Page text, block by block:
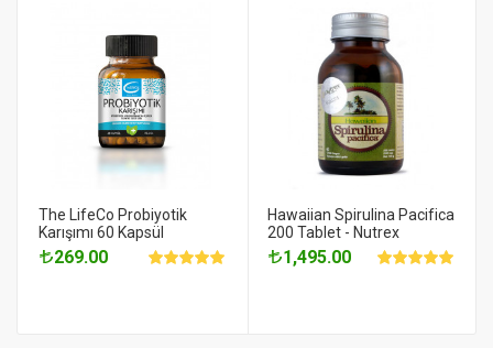
The LifeCo Probiyotik
Karışımı 60 Kapsül
269.00
Hawaiian Spirulina Pacifica
200 Tablet - Nutrex
1,495.00